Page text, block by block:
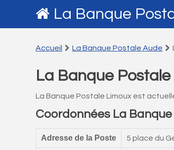
La Banque
Accueil La Banque Postale Aude
La Banque
La Banque Postale Limoux est
Coordonnées La
Adresse de la Poste 5 place du